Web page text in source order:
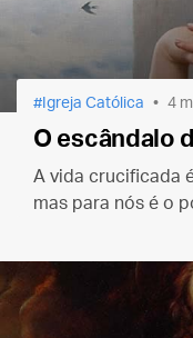
Igreja Católica 4
O escândalo
A vida crucificada
mas para nós é o